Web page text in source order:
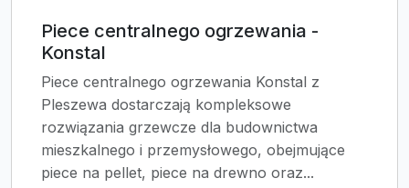
Piece centralnego ogrzewania -
Konstal
Piece centralnego ogrzewania Konstal z
Pleszewa dostarczają kompleksowe
rozwiązania grzewcze dla budownictwa
mieszkalnego i przemysłowego, obejmujące
piece na pellet, piece na drewno oraz...